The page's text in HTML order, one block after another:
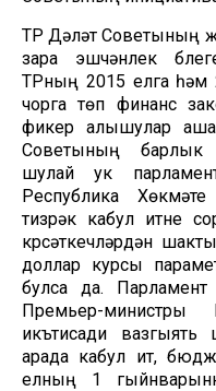
ТР Дәүләт Советының
үзара эшчәнлек
ТРның 2015 елга һәм
чорга төп финанс
фикер алышулар аша
Советының барлык
шулай ук
Республика
тизрәк кабул итүне
күрсәткечләрдән
доллар курсы
булса да.
Премьер-
икътисади
арада кабул итү,
елның 1